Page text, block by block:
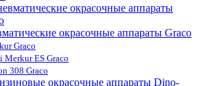
окрасочные аппараты Graco
Graco
Merkur ES Graco
308 Graco